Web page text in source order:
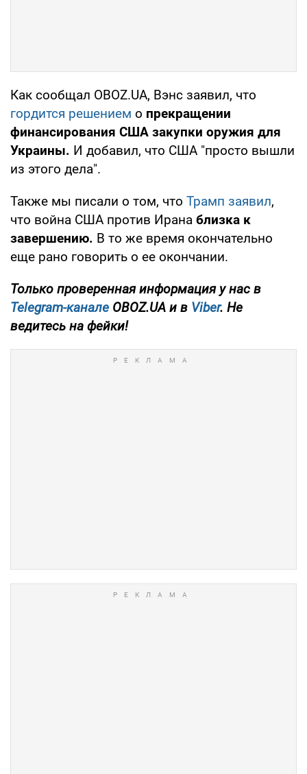
Как сообщал OBOZ.UA, Вэнс заявил, что
гордится решением о прекращении
финансирования США закупки оружия для
Украины. И добавил, что США "просто вышли
из этого дела".
Также мы писали о том, что Трамп заявил,
что война США против Ирана близка к
завершению. В то же время окончательно
еще рано говорить о ее окончании.
Только проверенная информация у нас в
Telegram-канале OBOZ.UA и в Viber. Не
ведитесь на фейки!